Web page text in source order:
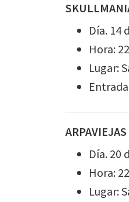
Día. 14
Hora:
Lugar:
Día. 20
Hora:
Lugar: